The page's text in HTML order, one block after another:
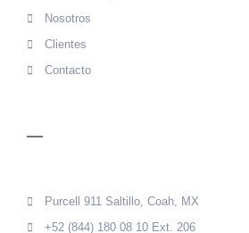
Nosotros
Clientes
Contacto
Purcell 911 Saltillo, Coah, MX
+52 (844) 180 08 10 Ext. 206